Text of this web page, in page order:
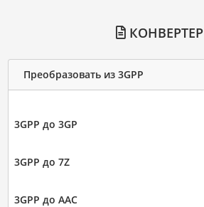
КОНВЕРТЕР
Преобразовать из 3GPP
3GPP до 3GP
3GPP до 7Z
3GPP до AAC